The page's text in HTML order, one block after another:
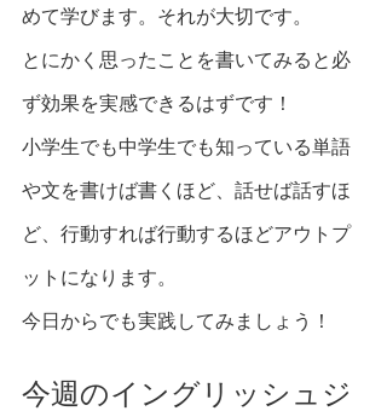
めて学びます。それが大切です。
とにかく思ったことを書いてみると必
ず効果を実感できるはずです！
小学生でも中学生でも知っている単語
や文を書けば書くほど、話せば話すほ
ど、行動すれば行動するほどアウトプ
ットになります。
今日からでも実践してみましょう！
今週のイングリッシュジ